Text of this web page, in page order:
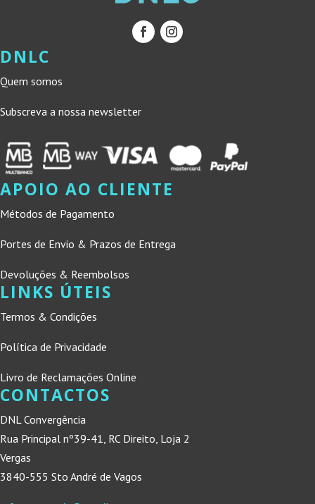
DNLC
Quem somos
Subscreva a nossa newsletter
APOIO AO CLIENTE
Métodos de Pagamento
Portes de Envio & Prazos de Entrega
Devoluções & Reembolsos
LINKS ÚTEIS
Termos & Condições
Política de Privacidade
Livro de Reclamações Online
CONTACTOS
DNL Convergência
Rua Principal nº39-41, RC Direito, Loja 2
Vergas
3840-555 Sto André de Vagos